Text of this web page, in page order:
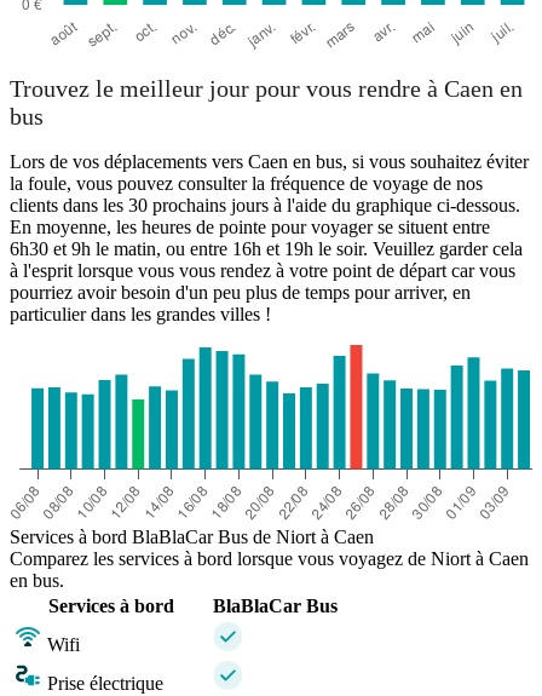
Trouvez le meilleur jour pour vous rendre à Caen en
bus
Lors de vos déplacements vers Caen en bus, si vous souhaitez éviter
la foule, vous pouvez consulter la fréquence de voyage de nos
clients dans les 30 prochains jours à l'aide du graphique ci-dessous.
En moyenne, les heures de pointe pour voyager se situent entre
6h30 et 9h le matin, ou entre 16h et 19h le soir. Veuillez garder cela
à l'esprit lorsque vous vous rendez à votre point de départ car vous
pourriez avoir besoin d'un peu plus de temps pour arriver, en
particulier dans les grandes villes !
Services à bord BlaBlaCar Bus de Niort à Caen
Comparez les services à bord lorsque vous voyagez de Niort à Caen
en bus.
Services à bord
BlaBlaCar Bus
Wifi
Prise électrique